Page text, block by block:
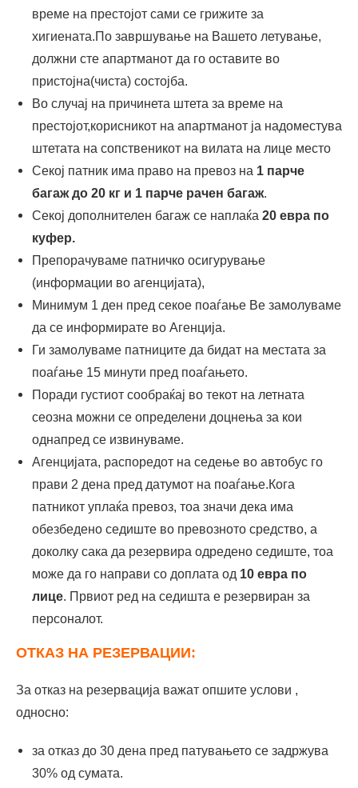
време на престојот сами се грижите за
хигиената.По завршување на Вашето летување,
должни сте апартманот да го оставите во
пристојна(чиста) состојба.
Во случај на причинета штета за време на
престојот,корисникот на апартманот ја надоместува
штетата на сопственикот на вилата на лице место
Секој патник има право на превоз на 1 парче
багаж до 20 кг и 1 парче рачен багаж.
Секој дополнителен багаж се наплаќа 20 евра по
куфер.
Препорачуваме патничко осигурување
(информации во агенцијата),
Минимум 1 ден пред секое поаѓање Ве замолуваме
да се информирате во Агенција.
Ги замолуваме патниците да бидат на местата за
поаѓање 15 минути пред поаѓањето.
Поради густиот сообраќај во текот на летната
сеозна можни се определени доцнења за кои
однапред се извинуваме.
Агенцијата, распоредот на седење во автобус го
прави 2 дена пред датумот на поаѓање.Кога
патникот уплаќа превоз, тоа значи дека има
обезбедено седиште во превозното средство, а
доколку сака да резервира одредено седиште, тоа
може да го направи со доплата од 10 евра по
лице. Првиот ред на седишта е резервиран за
персоналот.
ОТКАЗ НА РЕЗЕРВАЦИИ:
За отказ на резервација важат опшите услови ,
односно:
за отказ до 30 дена пред патувањето се задржува
30% од сумата.